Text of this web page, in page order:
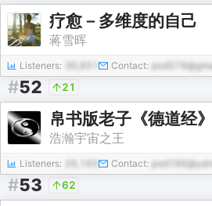
疗愈－多维度的自己
蒋雪晖
Listeners: Contact:
#52 21
帛书版老子《德道经》
浩瀚宇宙之王
Listeners: Contact:
#53 62